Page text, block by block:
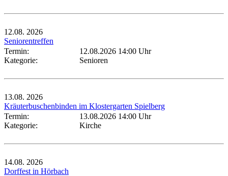
12.08. 2026
Seniorentreffen
Termin:
12.08.2026 14:00 Uhr
Kategorie:
Senioren
13.08. 2026
Kräuterbuschenbinden im Klostergarten Spielberg
Termin:
13.08.2026 14:00 Uhr
Kategorie:
Kirche
14.08. 2026
Dorffest in Hörbach